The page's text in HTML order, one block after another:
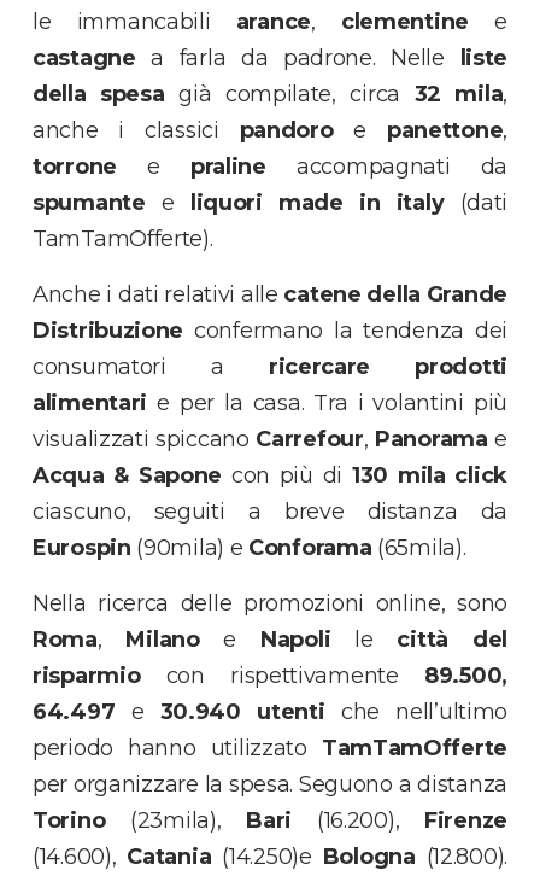
le immancabili arance, clementine e
castagne a farla da padrone. Nelle liste
della spesa già compilate, circa 32 mila,
anche i classici pandoroe panettone,
torrone e praline accompagnati da
spumante e liquori made in italy (dati
TamTamOfferte).
Anche i dati relativi alle catene della Grande
Distribuzione confermano la tendenza dei
consumatori a ricercare prodotti
alimentari e per la casa. Tra i volantini più
visualizzati spiccano Carrefour, Panoramae
Acqua & Sapone con più di 130 mila click
ciascuno, seguiti a breve distanza da
Eurospin (90mila) e Conforama (65mila).
Nella ricerca delle promozioni online, sono
Roma, Milanoe Napoli le città del
risparmiocon rispettivamente 89.500,
64.497 e 30.940 utenti che nell’ultimo
periodo hanno utilizzato TamTamOfferte
per organizzare la spesa. Seguono a distanza
Torino (23mila), Bari (16.200), Firenze
(14.600), Catania (14.250)e Bologna (12.800).